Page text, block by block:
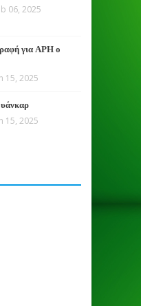
06, 2025
για ΑΡΗ ο
15, 2025
15, 2025